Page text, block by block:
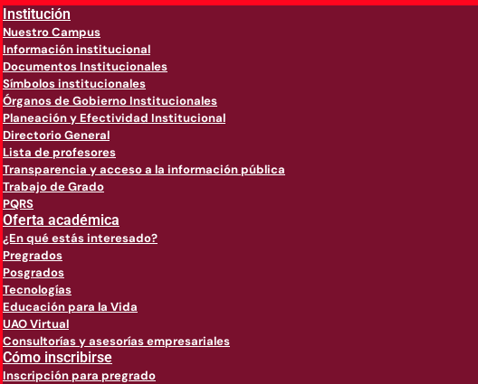
Institución
Nuestro Campus
Información institucional
Documentos Institucionales
Símbolos institucionales
Órganos de Gobierno Institucionales
Planeación y Efectividad Institucional
Directorio General
Lista de profesores
Transparencia y acceso a la información pública
Trabajo de Grado
PQRS
Oferta académica
¿En qué estás interesado?
Pregrados
Posgrados
Tecnologías
Educación para la Vida
UAO Virtual
Consultorías y asesorías empresariales
Cómo inscribirse
Inscripción para pregrado